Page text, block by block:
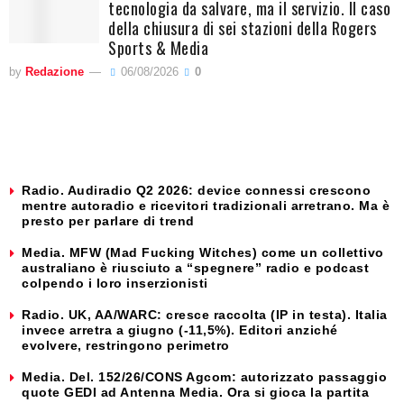
tecnologia da salvare, ma il servizio. Il caso
della chiusura di sei stazioni della Rogers
Sports & Media
by Redazione 06/08/2026 0
Radio. Audiradio Q2 2026: device connessi crescono
mentre autoradio e ricevitori tradizionali arretrano. Ma è
presto per parlare di trend
Media. MFW (Mad Fucking Witches) come un collettivo
australiano è riusciuto a “spegnere” radio e podcast
colpendo i loro inserzionisti
Radio. UK, AA/WARC: cresce raccolta (IP in testa). Italia
invece arretra a giugno (-11,5%). Editori anziché
evolvere, restringono perimetro
Media. Del. 152/26/CONS Agcom: autorizzato passaggio
quote GEDI ad Antenna Media. Ora si gioca la partita